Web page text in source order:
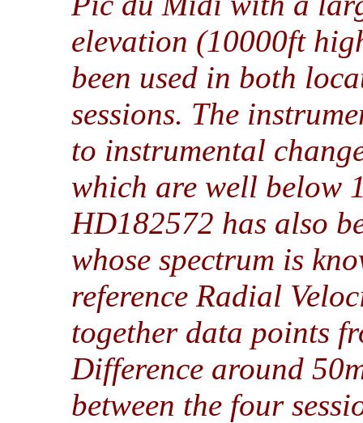
elevation (10000ft
been used in both
sessions. The
to instrumental
which are well below
HD182572 has also
whose spectrum is
reference Radial
together data points
Difference around
between the four